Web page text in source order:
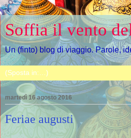
Soffia il vento
Un (finto) blog di viaggio. Parole,
martedì 16 agosto 2016
Feriae augusti